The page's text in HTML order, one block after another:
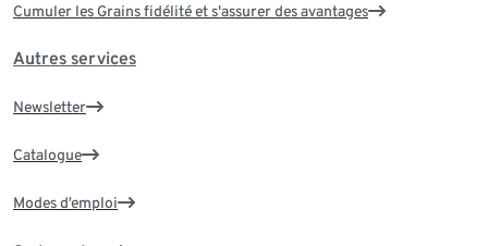
Cumuler les Grains fidélité et s'assurer des avantages
Autres services
Newsletter
Catalogue
Modes d’emploi